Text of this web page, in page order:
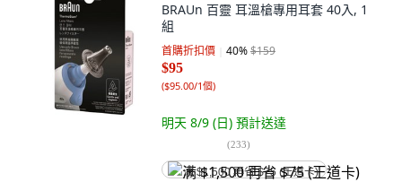
BRAUn 百靈 耳溫槍專用耳套 40入, 1
組
首購折扣價 40%$159
$95
($95.00/1個)
明天 8/9 (日) 預計送達
(233)
满 $1,500 再省 $75 (王道卡)